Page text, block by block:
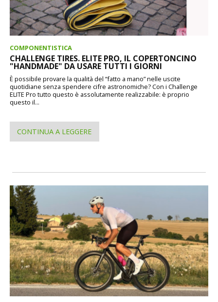
COMPONENTISTICA
CHALLENGE TIRES. ELITE PRO, IL COPERTONCINO
"HANDMADE" DA USARE TUTTI I GIORNI
È possibile provare la qualità del “fatto a mano” nelle uscite
quotidiane senza spendere cifre astronomiche? Con i Challenge
ELITE Pro tutto questo è assolutamente realizzabile: è proprio
questo il...
CONTINUA A LEGGERE